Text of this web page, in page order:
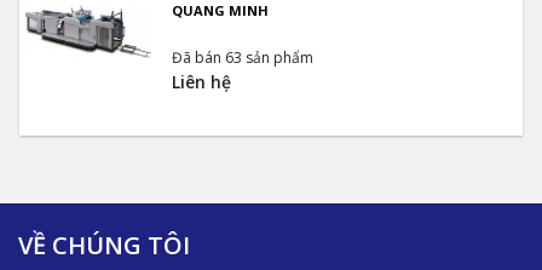
QUANG MINH
Đã bán 63 sản phẩm
Liên hệ
VỀ CHÚNG TÔI